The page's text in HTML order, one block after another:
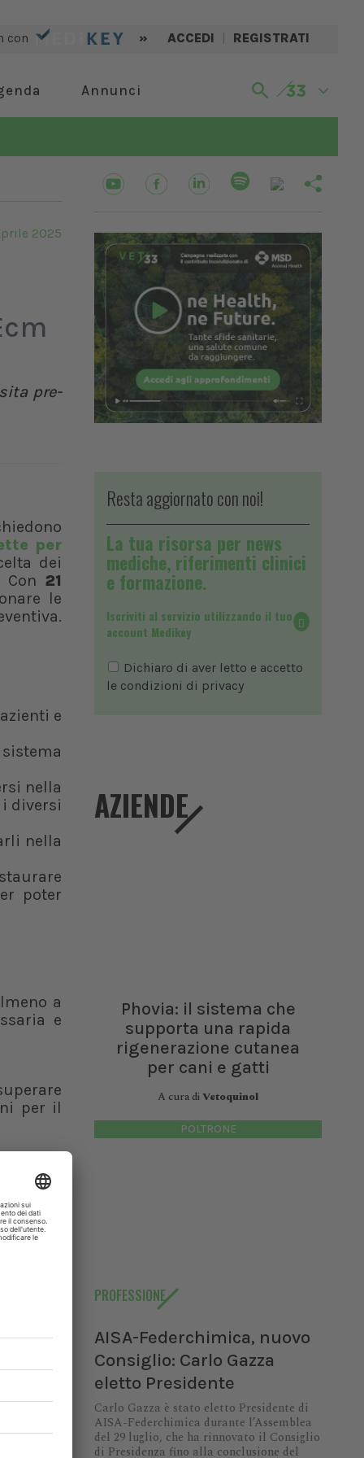
con » ACCEDI | REGISTRATI
Annunci
2025
pre-
per
dei
21
le
e
nella
diversi
nella
poter
a
e
per il
la
miti
le
(in
e
in
Resta aggiornato con noi!
La tua risorsa per news
mediche, riferimenti clinici
e formazione.
Iscriviti al servizio utilizzando il tuo
account Medikey
Dichiaro di aver letto e accetto
le condizioni di privacy
AZIENDE
Phovia: il sistema che
supporta una rapida
rigenerazione cutanea
per cani e gatti
A cura diVetoquinol
POLTRONE
PROFESSIONE
AISA-Federchimica, nuovo
Consiglio: Carlo Gazza
eletto Presidente
Carlo Gazza è stato eletto Presidente di
AISA-Federchimica durante l’Assemblea
del 29 luglio, che ha rinnovato il Consiglio
di Presidenza fino alla conclusione del